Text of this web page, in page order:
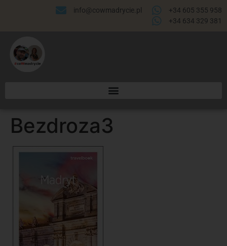
info@cowmadrycie.pl
+34 605 355 958
+34 634 329 381​
Bezdroza3